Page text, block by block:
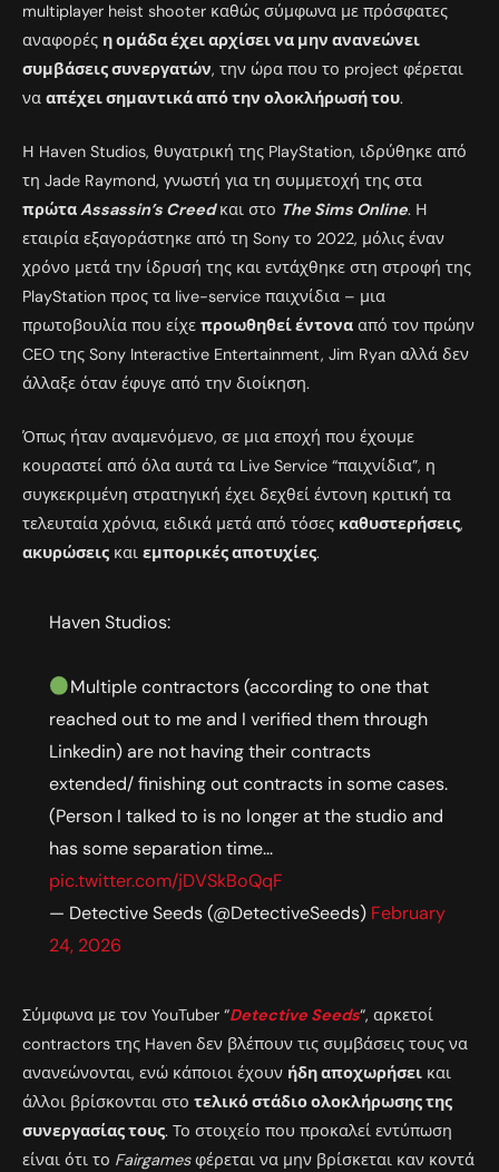
multiplayer heist shooter καθώς σύμφωνα με πρόσφατες
αναφορές η ομάδα έχει αρχίσει να μην ανανεώνει
συμβάσεις συνεργατών, την ώρα που το project φέρεται
να απέχει σημαντικά από την ολοκλήρωσή του.
Η Haven Studios, θυγατρική της PlayStation, ιδρύθηκε από
τη Jade Raymond, γνωστή για τη συμμετοχή της στα
πρώταAssassin’s Creedκαι στο The Sims Online. Η
εταιρία εξαγοράστηκε από τη Sony το 2022, μόλις έναν
χρόνο μετά την ίδρυσή της και εντάχθηκε στη στροφή της
PlayStation προς τα live-service παιχνίδια – μια
πρωτοβουλία που είχε προωθηθεί έντονα από τον πρώην
CEO της Sony Interactive Entertainment, Jim Ryan αλλά δεν
άλλαξε όταν έφυγε από την διοίκηση.
Όπως ήταν αναμενόμενο, σε μια εποχή που έχουμε
κουραστεί από όλα αυτά τα Live Service “παιχνίδια”, η
συγκεκριμένη στρατηγική έχει δεχθεί έντονη κριτική τα
τελευταία χρόνια, ειδικά μετά από τόσες καθυστερήσεις,
ακυρώσεις και εμπορικές αποτυχίες.
Haven Studios:
Multiple contractors (according to one that
reached out to me and I verified them through
Linkedin) are not having their contracts
extended/ finishing out contracts in some cases.
(Person I talked to is no longer at the studio and
has some separation time…
pic.twitter.com/jDVSkBoQqF
— Detective Seeds (@DetectiveSeeds) February
24, 2026
Σύμφωνα με τον YouTuber “Detective Seeds“, αρκετοί
contractors της Haven δεν βλέπουν τις συμβάσεις τους να
ανανεώνονται, ενώ κάποιοι έχουν ήδη αποχωρήσει και
άλλοι βρίσκονται στο τελικό στάδιο ολοκλήρωσης της
συνεργασίας τους. Το στοιχείο που προκαλεί εντύπωση
είναι ότι το Fairgamesφέρεται να μην βρίσκεται καν κοντά